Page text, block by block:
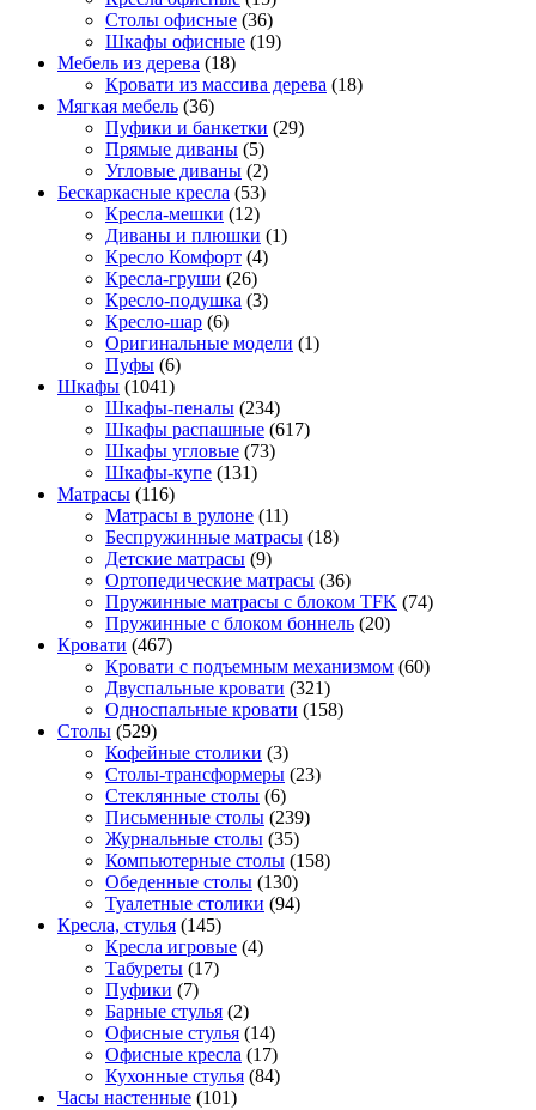
Столы офисные (36)
Шкафы офисные (19)
Мебель из дерева (18)
Кровати из массива дерева (18)
Мягкая мебель (36)
Пуфики и банкетки (29)
Прямые диваны (5)
Угловые диваны (2)
Бескаркасные кресла (53)
Кресла-мешки (12)
Диваны и плюшки (1)
Кресло Комфорт (4)
Кресла-груши (26)
Кресло-подушка (3)
Кресло-шар (6)
Оригинальные модели (1)
Пуфы (6)
Шкафы (1041)
Шкафы-пеналы (234)
Шкафы распашные (617)
Шкафы угловые (73)
Шкафы-купе (131)
Матрасы (116)
Матрасы в рулоне (11)
Беспружинные матрасы (18)
Детские матрасы (9)
Ортопедические матрасы (36)
Пружинные матрасы с блоком TFK (74)
Пружинные с блоком боннель (20)
Кровати (467)
Кровати с подъемным механизмом (60)
Двуспальные кровати (321)
Односпальные кровати (158)
Столы (529)
Кофейные столики (3)
Столы-трансформеры (23)
Стеклянные столы (6)
Письменные столы (239)
Журнальные столы (35)
Компьютерные столы (158)
Обеденные столы (130)
Туалетные столики (94)
Кресла, стулья (145)
Кресла игровые (4)
Табуреты (17)
Пуфики (7)
Барные стулья (2)
Офисные стулья (14)
Офисные кресла (17)
Кухонные стулья (84)
Часы настенные (101)